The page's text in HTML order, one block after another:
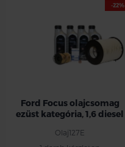
-22%
Ford Focus olajcsomag
ezüst kategória, 1,6 diesel
Olaj127E